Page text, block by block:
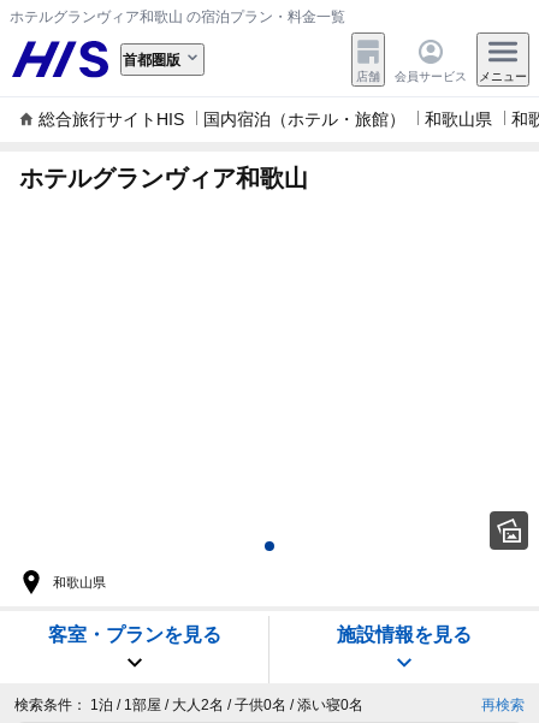
ホテルグランヴィア和歌山 の宿泊プラン・料金一覧
首都圏版
店舗 会員サービス メニュー
総合旅行サイトHIS 国内宿泊（ホテル・旅館） 和歌山県 和
ホテルグランヴィア和歌山
和歌山県
客室・プランを見る 施設情報を見る
検索条件： 1泊 / 1部屋 / 大人2名 / 子供0名 / 添い寝0名 再検索